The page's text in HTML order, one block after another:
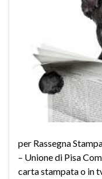
per Rassegna
– Unione di Pisa
carta stampata o in